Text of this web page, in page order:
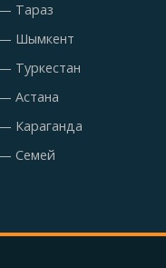
Тараз
Шымкент
Туркестан
Астана
Караганда
Семей